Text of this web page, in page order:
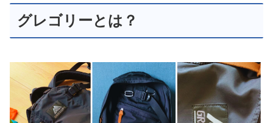
グレゴリーとは？